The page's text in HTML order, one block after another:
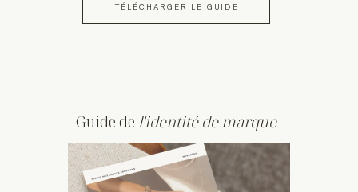
TÉLÉCHARGER LE GUIDE
Guide del'identité de marque